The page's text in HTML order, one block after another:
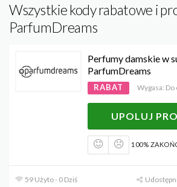
Wszystkie kody rabatowe i
ParfumDreams
Perfumy damskie w
ParfumDreams
RABAT Wygasa: Do
UPOLUJ
100%
59 Użyto - 0 Dziś